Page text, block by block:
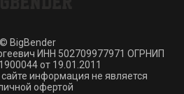
© BigBender
ИНН 502709977971 ОГРНИП
от 19.01.2011
информация не является
офертой